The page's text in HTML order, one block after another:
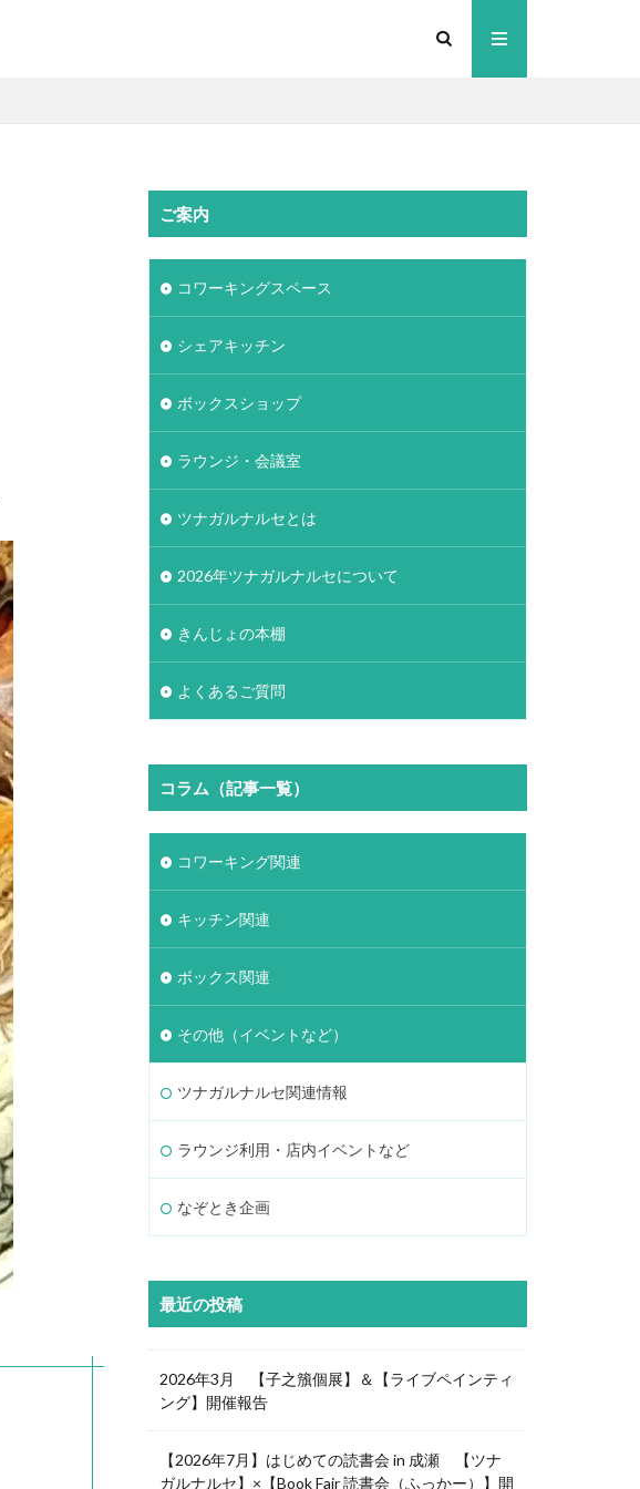
ご案内
コワーキングスペース
シェアキッチン
ボックスショップ
ラウンジ・会議室
ツナガルナルセとは
2026年ツナガルナルセについて
きんじょの本棚
よくあるご質問
コラム（記事一覧）
コワーキング関連
キッチン関連
ボックス関連
その他（イベントなど）
ツナガルナルセ関連情報
ラウンジ利用・店内イベントなど
なぞとき企画
最近の投稿
2026年3月 【子之籏個展】＆【ライブペインティ
ング】開催報告
【2026年7月】はじめての読書会 in 成瀬 【ツナ
ガルナルセ】×【Book Fair 読書会（ふっかー）】開